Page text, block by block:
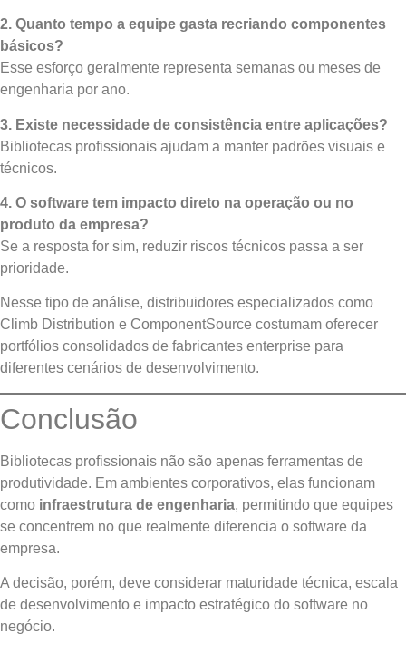
2. Quanto tempo a equipe gasta recriando componentes
básicos?
Esse esforço geralmente representa semanas ou meses de
engenharia por ano.
3. Existe necessidade de consistência entre aplicações?
Bibliotecas profissionais ajudam a manter padrões visuais e
técnicos.
4. O software tem impacto direto na operação ou no
produto da empresa?
Se a resposta for sim, reduzir riscos técnicos passa a ser
prioridade.
Nesse tipo de análise, distribuidores especializados como
Climb Distribution e ComponentSource costumam oferecer
portfólios consolidados de fabricantes enterprise para
diferentes cenários de desenvolvimento.
Conclusão
Bibliotecas profissionais não são apenas ferramentas de
produtividade. Em ambientes corporativos, elas funcionam
como infraestrutura de engenharia, permitindo que equipes
se concentrem no que realmente diferencia o software da
empresa.
A decisão, porém, deve considerar maturidade técnica, escala
de desenvolvimento e impacto estratégico do software no
negócio.